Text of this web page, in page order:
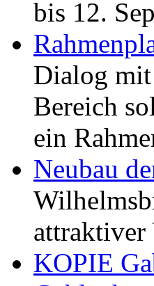
bis 12.
Dialog mit
Bereich
ein
Neubau
attraktiver
KOPIE